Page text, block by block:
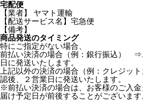
宅配便
【業者】 ヤマト運輸
【配送サービス名】宅急便
【備考】
商品発送のタイミング
特にご指定がない場合、
前払い決済の場合（例：銀行振込） ⇒
日に発送いたします。
上記以外の決済の場合（例：クレジ
認後、２営業日に発送いたします。
※前払い決済の場合は、お客様のご入
届け予定日が前後することがございます